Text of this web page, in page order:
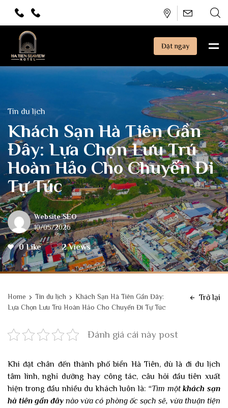
Đặt ngay
Tin du lịch
Khách Sạn Hà Tiên Gần
Đây: Lựa Chọn Lưu Trú
Hoàn Hảo Cho Chuyến Đi
Tự Túc
Website SEO
10/05/2026
0 Like 2 Views
Home Tin du lịch
Khách Sạn Hà Tiên Gần Đây:
Lựa Chọn Lưu Trú Hoàn Hảo Cho Chuyến Đi Tự Túc
Trở lại
Đánh giá cái này post
Khi đặt chân đến thành phố biển Hà Tiên, dù là đi du lịch
tâm linh, nghỉ dưỡng hay công tác, câu hỏi đầu tiên xuất
hiện trong đầu nhiều du khách luôn là: “Tìm mộtkhách sạn
hà tiên gần đâynào vừa có phòng ốc sạch sẽ, vừa thuận tiện